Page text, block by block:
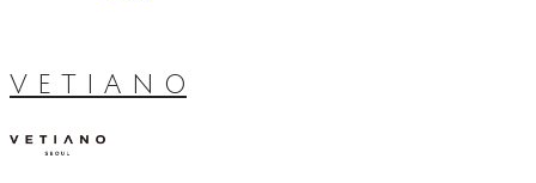
V E T I A N O